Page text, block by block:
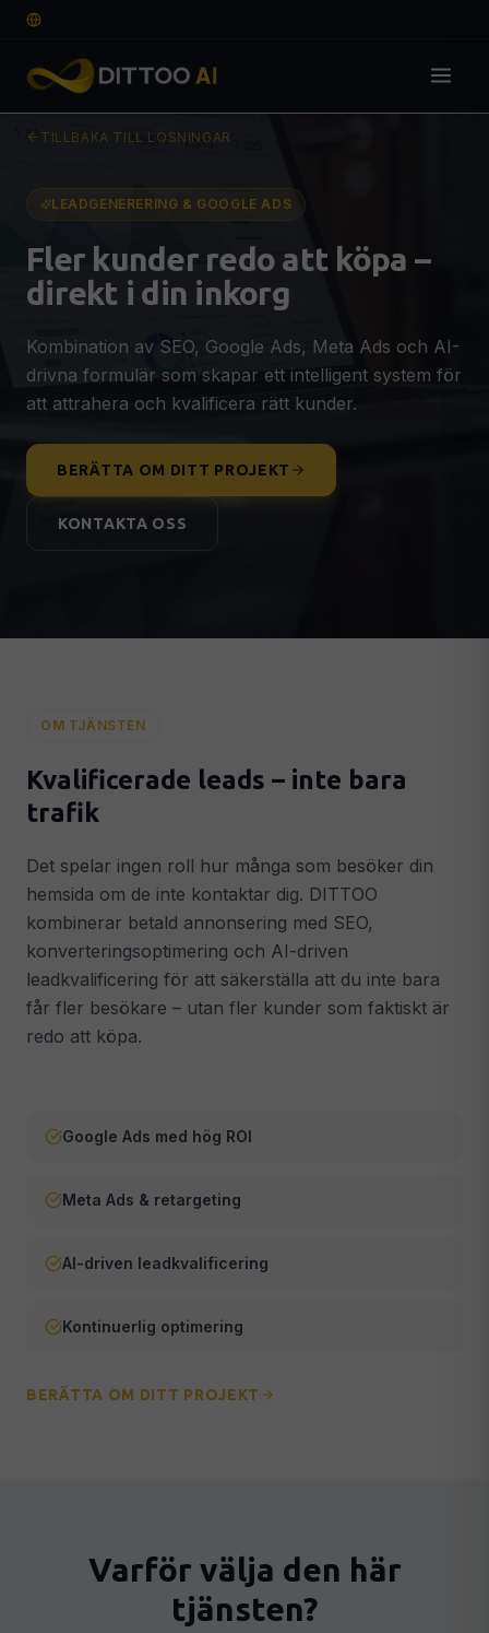
DIGITAL GRUND
🌐 Professionell hemsida som konverterar
🛒E-handel
SEO-optimerad webshop för fler affärer
🎨 Grafisk Design & Branding
Logotyp, visuell identitet & guidelines
SEO, AEO & GEO-optimering
Syns på Google, ChatGPT & AI-sökning
Leadgenerering & Google Ads
📊Analytics & Tracking
AI-integrationer
💬AI Chatbots
GPT-driven chatbot dygnet runt
⚡Automatiserade flöden som sparar tid
STRATEGI & SUPPORT
🗺️ Digital Strategi
Konkret 90-dagarsplan för tillväxt
Webmaster & Underhåll
Säkerhet, uppdateringar & teknisk support
OFFERT
TILLBAKA TILL LÖSNINGAR
LEADGENERERING & GOOGLE ADS
Fler kunder redo att köpa –
direkt i din inkorg
Kombination av SEO, Google Ads, Meta Ads och AI-
drivna formulär som skapar ett intelligent system för
att attrahera och kvalificera rätt kunder.
BERÄTTA OM DITT PROJEKT
KONTAKTA OSS
OM TJÄNSTEN
Kvalificerade leads – inte bara
trafik
Det spelar ingen roll hur många som besöker din
hemsida om de inte kontaktar dig. DITTOO
kombinerar betald annonsering med SEO,
konverteringsoptimering och AI-driven
leadkvalificering för att säkerställa att du inte bara
får fler besökare – utan fler kunder som faktiskt är
redo att köpa.
Google Ads med hög ROI
Meta Ads & retargeting
AI-driven leadkvalificering
Kontinuerlig optimering
BERÄTTA OM DITT PROJEKT
Varför välja den här
tjänsten?